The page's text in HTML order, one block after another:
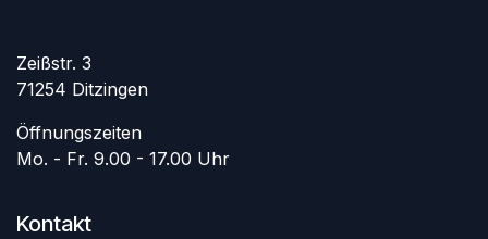
Zeißstr. 3
71254 Ditzingen
Öffnungszeiten
Mo. - Fr. 9.00 - 17.00 Uhr
Kontakt